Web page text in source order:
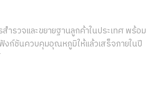
ำรวจและขยายฐานลูกค้าในประเทศ พร้อม
งก์ชันควบคุมอุณหภูมิให้แล้วเสร็จภายในปี